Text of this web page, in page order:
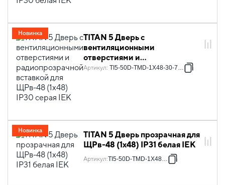
TITAN 5 Дверь с
вентиляционными
отверстиями и
радиопрозрачной вставкой
Артикул: TI5-50D-TMD-1X48-30-7035
Новинка
TITAN 5 Дверь прозрачная для
ЩРв-48 (1х48) IP31 белая IEK
Артикул:TI5-50D-TMD-1X48-31
Новинка